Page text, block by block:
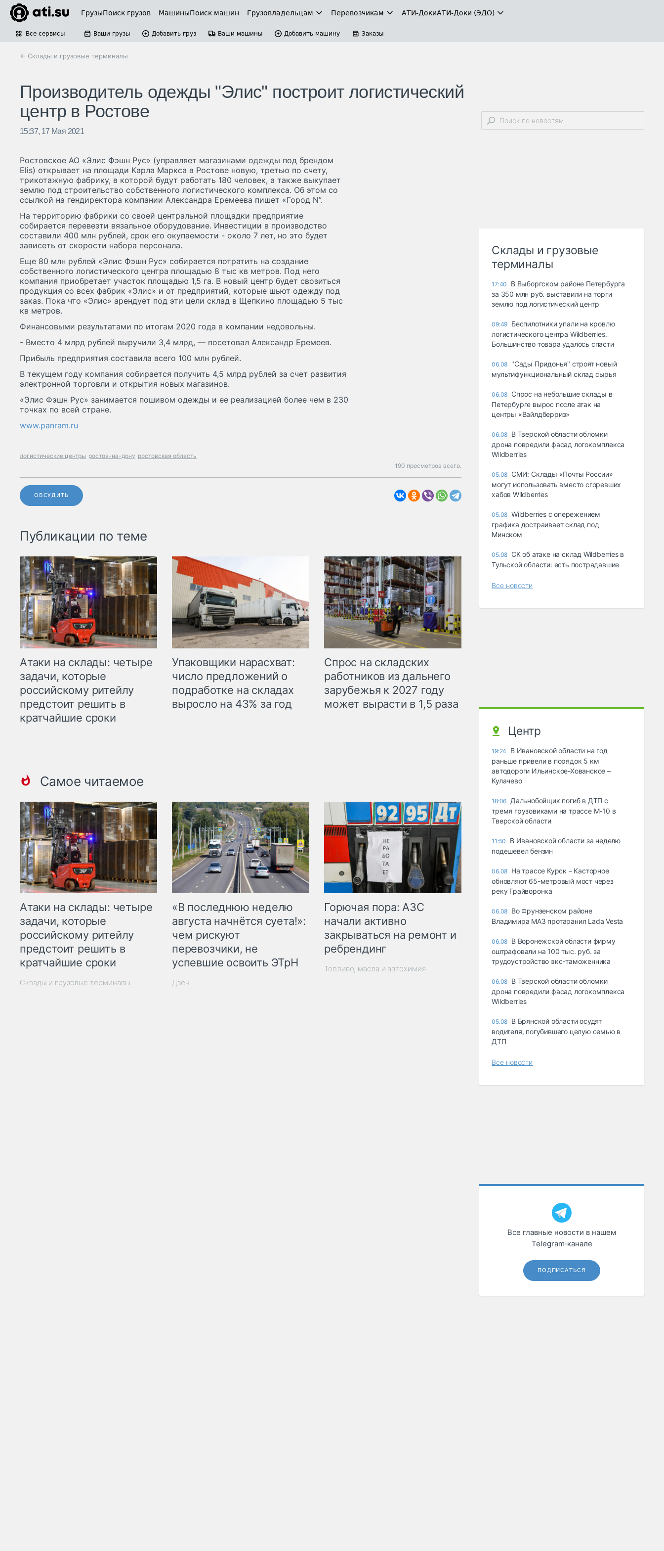
ГрузыПоиск грузов МашиныПоиск машин Грузовладельцам Перевозчикам АТИ-ДокиАТИ-Доки (ЭДО)
Все сервисы Ваши грузы Добавить груз Ваши машины Добавить машину Заказы
← Склады и грузовые терминалы
Производитель одежды "Элис" построит логистический
центр в Ростове
15:37, 17 Мая 2021
Ростовское АО «Элис Фэшн Рус» (управляет магазинами одежды под брендом
Elis) открывает на площади Карла Маркса в Ростове новую, третью по счету,
трикотажную фабрику, в которой будут работать 180 человек, а также выкупает
землю под строительство собственного логистического комплекса. Об этом со
ссылкой на гендиректора компании Александра Еремеева пишет «Город N”.
На территорию фабрики со своей центральной площадки предприятие
собирается перевезти вязальное оборудование. Инвестиции в производство
составили 400 млн рублей, срок его окупаемости - около 7 лет, но это будет
зависеть от скорости набора персонала.
Еще 80 млн рублей «Элис Фэшн Рус» собирается потратить на создание
собственного логистического центра площадью 8 тыс кв метров. Под него
компания приобретает участок площадью 1,5 га. В новый центр будет свозиться
продукция со всех фабрик «Элис» и от предприятий, которые шьют одежду под
заказ. Пока что «Элис» арендует под эти цели склад в Щепкино площадью 5 тыс
кв метров.
Финансовыми результатами по итогам 2020 года в компании недовольны.
- Вместо 4 млрд рублей выручили 3,4 млрд, — посетовал Александр Еремеев.
Прибыль предприятия составила всего 100 млн рублей.
В текущем году компания собирается получить 4,5 млрд рублей за счет развития
электронной торговли и открытия новых магазинов.
«Элис Фэшн Рус» занимается пошивом одежды и ее реализацией более чем в 230
точках по всей стране.
www.panram.ru
логистические центры ростов-на-дону ростовская область
190 просмотров всего.
ОБСУДИТЬ
Публикации по теме
Атаки на склады: четыре
задачи, которые
российскому ритейлу
предстоит решить в
кратчайшие сроки
Упаковщики нарасхват:
число предложений о
подработке на складах
выросло на 43% за год
Спрос на складских
работников из дальнего
зарубежья к 2027 году
может вырасти в 1,5 раза
Самое читаемое
Атаки на склады: четыре
задачи, которые
российскому ритейлу
предстоит решить в
кратчайшие сроки
Склады и грузовые терминалы
«В последнюю неделю
августа начнётся суета!»:
чем рискуют
перевозчики, не
успевшие освоить ЭТрН
Дзен
Горючая пора: АЗС
начали активно
закрываться на ремонт и
ребрендинг
Топливо, масла и автохимия
Склады и грузовые
терминалы
17:40
В Выборгском районе Петербурга
за 350 млн руб. выставили на торги
землю под логистический центр
09:49 Беспилотники упали на кровлю
логистического центра Wildberries.
Большинство товара удалось спасти
06.08 "Сады Придонья" строят новый
мультифункциональный склад сырья
06.08 Спрос на небольшие склады в
Петербурге вырос после атак на
центры «Вайлдберриз»
06.08 В Тверской области обломки
дрона повредили фасад логокомплекса
Wildberries
05.08 СМИ: Склады «Почты России»
могут использовать вместо сгоревших
хабов Wildberries
05.08 Wildberries с опережением
графика достраивает склад под
Минском
05.08 СК об атаке на склад Wildberries в
Тульской области: есть пострадавшие
Все новости
Центр
19:24
В Ивановской области на год
раньше привели в порядок 5 км
автодороги Ильинское-Хованское –
Кулачево
18:06 Дальнобойщик погиб в ДТП с
тремя грузовиками на трассе М-10 в
Тверской области
11:50
В Ивановской области за неделю
подешевел бензин
06.08 На трассе Курск – Касторное
обновляют 65-метровый мост через
реку Грайворонка
06.08 Во Фрунзенском районе
Владимира МАЗ протаранил Lada Vesta
06.08 В Воронежской области фирму
оштрафовали на 100 тыс. руб. за
трудоустройство экс-таможенника
06.08 В Тверской области обломки
дрона повредили фасад логокомплекса
Wildberries
05.08 В Брянской области осудят
водителя, погубившего целую семью в
ДТП
Все новости
Все главные новости в нашем
Telegram‑канале
ПОДПИСАТЬСЯ